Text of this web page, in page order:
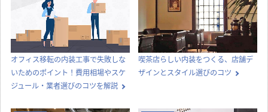
オフィス移転の内装工事で失敗しな
いためのポイント！費用相場やスケ
ジュール・業者選びのコツを解説
喫茶店らしい内装をつくる、店舗デ
ザインとスタイル選びのコツ